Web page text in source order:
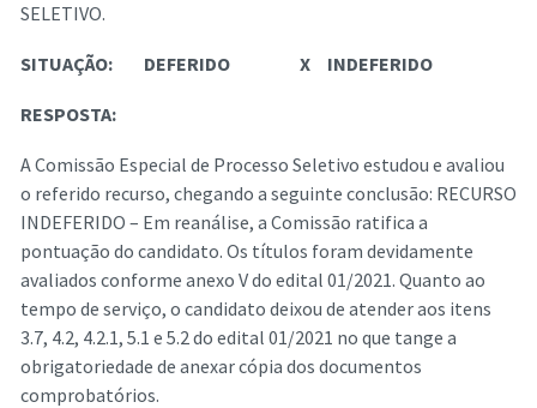
SELETIVO.
SITUAÇÃO: DEFERIDO X INDEFERIDO
RESPOSTA:
A Comissão Especial de Processo Seletivo estudou e avaliou
o referido recurso, chegando a seguinte conclusão: RECURSO
INDEFERIDO – Em reanálise, a Comissão ratifica a
pontuação do candidato. Os títulos foram devidamente
avaliados conforme anexo V do edital 01/2021. Quanto ao
tempo de serviço, o candidato deixou de atender aos itens
3.7, 4.2, 4.2.1, 5.1 e 5.2 do edital 01/2021 no que tange a
obrigatoriedade de anexar cópia dos documentos
comprobatórios.